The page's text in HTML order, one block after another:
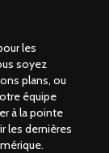
les
soyez
plans, ou
équipe
à la pointe
les dernières